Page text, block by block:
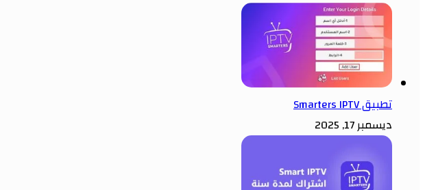
تطبيق Smarters IPTV
ديسمبر 17, 2025